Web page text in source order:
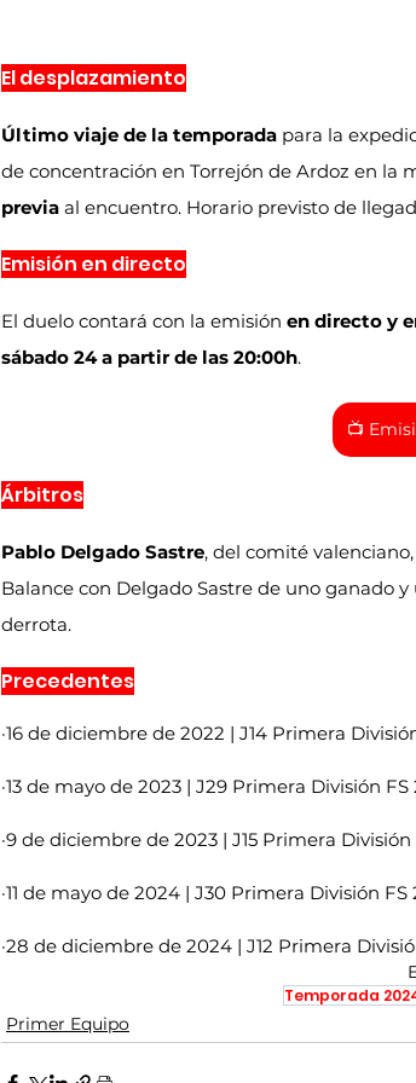
El desplazamiento
Último viaje de la temporada para la
de concentración en Torrejón de Ardoz en la
previa al encuentro. Horario previsto de
Emisión en directo
El duelo contará con la emisión en directo y
sábado 24 a partir de las 20:00h.
📺
Árbitros
Pablo Delgado Sastre, del comité
Balance con Delgado Sastre de uno ganado
derrota.
Precedentes
·16 de diciembre de 2022 | J14 Primera
·13 de mayo de 2023 | J29 Primera División FS
·9 de diciembre de 2023 | J15 Primera
·11 de mayo de 2024 | J30 Primera División FS
·28 de diciembre de 2024 | J12 Primera
Temporada
Primer Equipo